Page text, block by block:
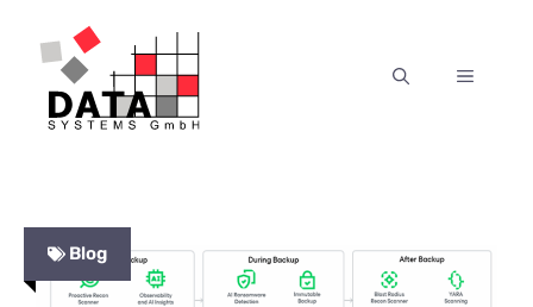
Inhalt
springen
MENÜ
Blog